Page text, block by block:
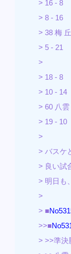
> 16 - 8
> 8 - 16
> 38 梅
> 5 - 21
>
> 18 - 8
> 10 - 14
> 60 八
> 19 - 10
>
> バスケ
> 良い試
> 明日も
>
> ■
>>■
> >>準決